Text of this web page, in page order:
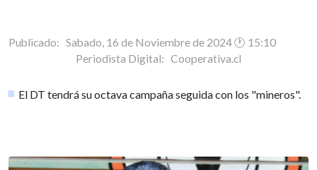
Publicado: Sabado, 16 de Noviembre de 2024 🕐 15:10
Periodista Digital: Cooperativa.cl
El DT tendrá su octava campaña seguida con los "mineros".